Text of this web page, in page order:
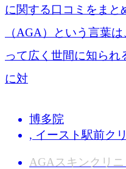
に関する口コミをまと
（AGA）という言葉
って広く世間に知ら
に対
博多院
, イースト駅前ク
AGAスキンクリニ